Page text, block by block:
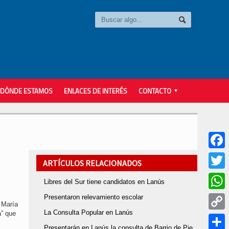
DÓNDE ESTAMOS ENLACES DE INTERÉS CONTACTO
que
ARTÍCULOS RELACIONADOS
Libres del Sur tiene candidatos en Lanús
Presentaron relevamiento escolar
La Consulta Popular en Lanús
Twitter
Copy